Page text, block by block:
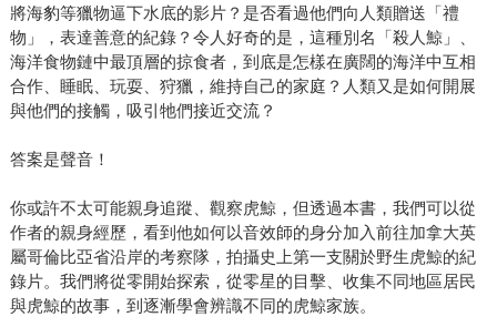
將海豹等獵物逼下水底的影片？是否看過他們向人類贈送「禮
物」，表達善意的紀錄？令人好奇的是，這種別名「殺人鯨」、
海洋食物鏈中最頂層的掠食者，到底是怎樣在廣闊的海洋中互相
合作、睡眠、玩耍、狩獵，維持自己的家庭？人類又是如何開展
與他們的接觸，吸引牠們接近交流？
答案是聲音！
你或許不太可能親身追蹤、觀察虎鯨，但透過本書，我們可以從
作者的親身經歷，看到他如何以音效師的身分加入前往加拿大英
屬哥倫比亞省沿岸的考察隊，拍攝史上第一支關於野生虎鯨的紀
錄片。我們將從零開始探索，從零星的目擊、收集不同地區居民
與虎鯨的故事，到逐漸學會辨識不同的虎鯨家族。